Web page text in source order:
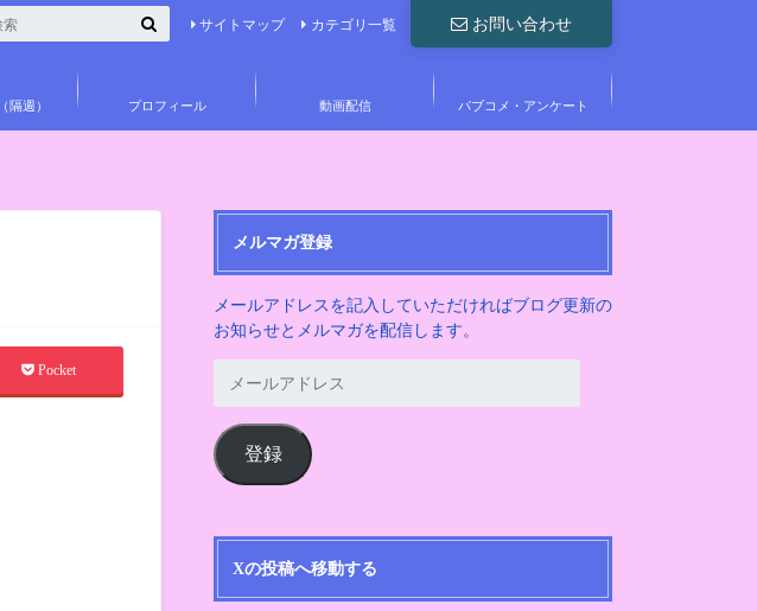
お問い合わせ
サイトマップ カテゴリ一覧
隔週） プロフィール 動画配信 パブコメ・アンケート
Pocket
メルマガ登録
メールアドレスを記入していただければブログ更新の
お知らせとメルマガを配信します。
ア
ド
登録
Xの投稿へ移動する